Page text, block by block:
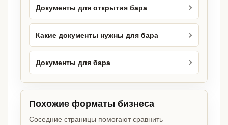
Документы для открытия бара
Какие документы нужны для бара
Документы для бара
Похожие форматы бизнеса
Соседние страницы помогают сравнить